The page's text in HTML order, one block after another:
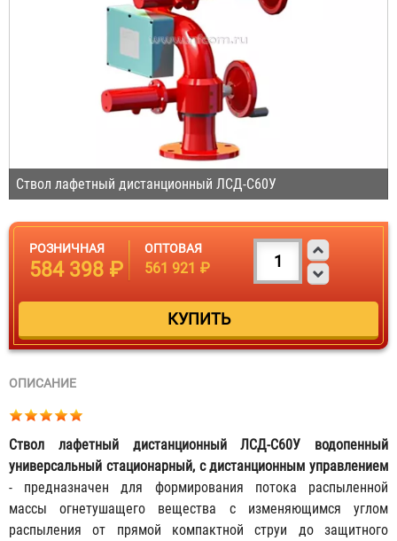
Ствол лафетный дистанционный ЛСД-С60У
РОЗНИЧНАЯ
584 398 ₽
ОПТОВАЯ
561 921 ₽
ОПИСАНИЕ
Ствол лафетный дистанционный ЛСД-С60У водопенный
универсальный стационарный, с дистанционным управлением
- предназначен для формирования потока распыленной
массы огнетушащего вещества с изменяющимся углом
распыления от прямой компактной струи до защитного